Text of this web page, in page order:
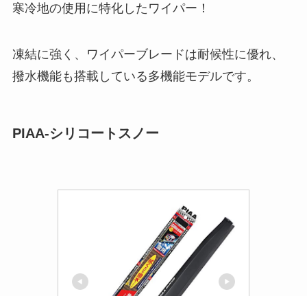
寒冷地の使用に特化したワイパー！
凍結に強く、ワイパーブレードは耐候性に優れ、
撥水機能も搭載している多機能モデルです。
PIAA-シリコートスノー